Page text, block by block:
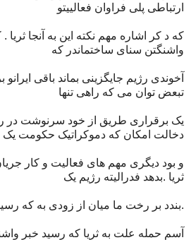
ارتباطی پلی فراوان فعالییتو
که د کر اشاره مهم نکته این به آنجا
واشنگتن سنای ساختماندر که
آخوندی رژیم جایگزینی بماند باقی ایرانو
تبعض توان می که راهی تنها
یک برقراری طریق از خود سرنوشت در
دخالت امکان که دموکراتیک حکومت یک
و بود دیگری مهم های فعالیت و کار
ثریا .بدهد فدرالیته رژیم یک
.بندد بر رخت ما میان از زودی به که
آسم حمله علت به ثریا که رسید خبر